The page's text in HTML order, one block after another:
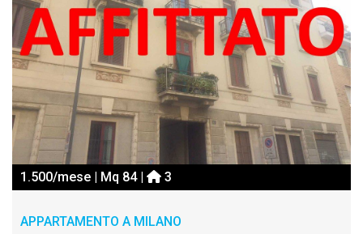
1.500/mese | Mq 84 | 3
APPARTAMENTO A MILANO